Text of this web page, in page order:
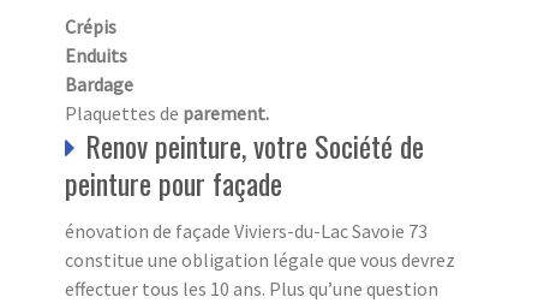
Crépis
Enduits
Bardage
Plaquettes de parement.
Renov peinture, votre Société de
peinture pour façade
énovation de façade Viviers-du-Lac Savoie 73
constitue une obligation légale que vous devrez
effectuer tous les 10 ans. Plus qu’une question